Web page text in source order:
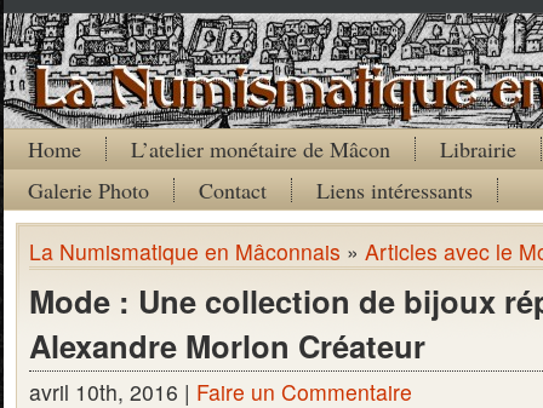
Home L’atelier monétaire de Mâcon
Librairie
Galerie Photo
Contact Liens intéressants
La Numismatique en Mâconnais » Articles avec le
Mode : Une collection de bijoux
Alexandre Morlon Créateur
avril 10th, 2016 | Faire un Commentaire